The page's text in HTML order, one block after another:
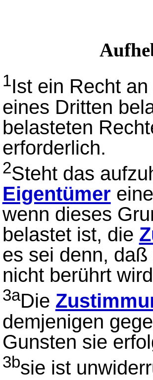
1Ist ein Recht
eines Dritten
belasteten
erforderlich.
2Steht das
Eigentümer
wenn dieses
belastet ist, die
es sei denn,
nicht berührt
3aDie
demjenigen
Gunsten sie
3bsie ist